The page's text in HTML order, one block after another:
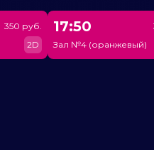
350 руб.
2D
17:50
Зал №4 (оранжевый)